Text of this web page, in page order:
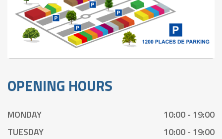
OPENING HOURS
MONDAY
10:00 - 19:00
TUESDAY
10:00 - 19:00